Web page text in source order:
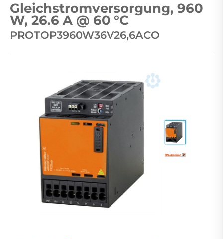
Gleichstromversorgung, 960
W, 26.6 A @ 60 °C
PROTOP3960W36V26,6ACO